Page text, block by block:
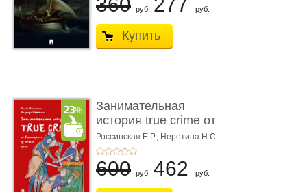
руб. руб.
Купить
Занимательная
история true crime от
Гиппократа до � ...
Россинская Е.Р., Неретина Н.С.
600 руб. 462 руб.